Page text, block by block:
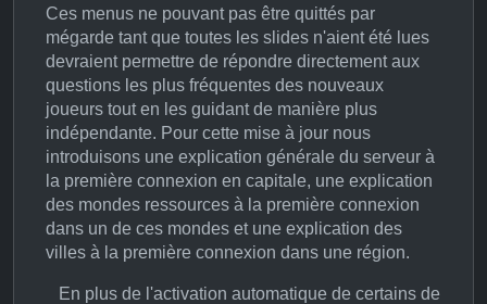
Ces menus ne pouvant pas être quittés par
mégarde tant que toutes les slides n'aient été lues
devraient permettre de répondre directement aux
questions les plus fréquentes des nouveaux
joueurs tout en les guidant de manière plus
indépendante. Pour cette mise à jour nous
introduisons une explication générale du serveur à
la première connexion en capitale, une explication
des mondes ressources à la première connexion
dans un de ces mondes et une explication des
villes à la première connexion dans une région.
En plus de l'activation automatique de certains de